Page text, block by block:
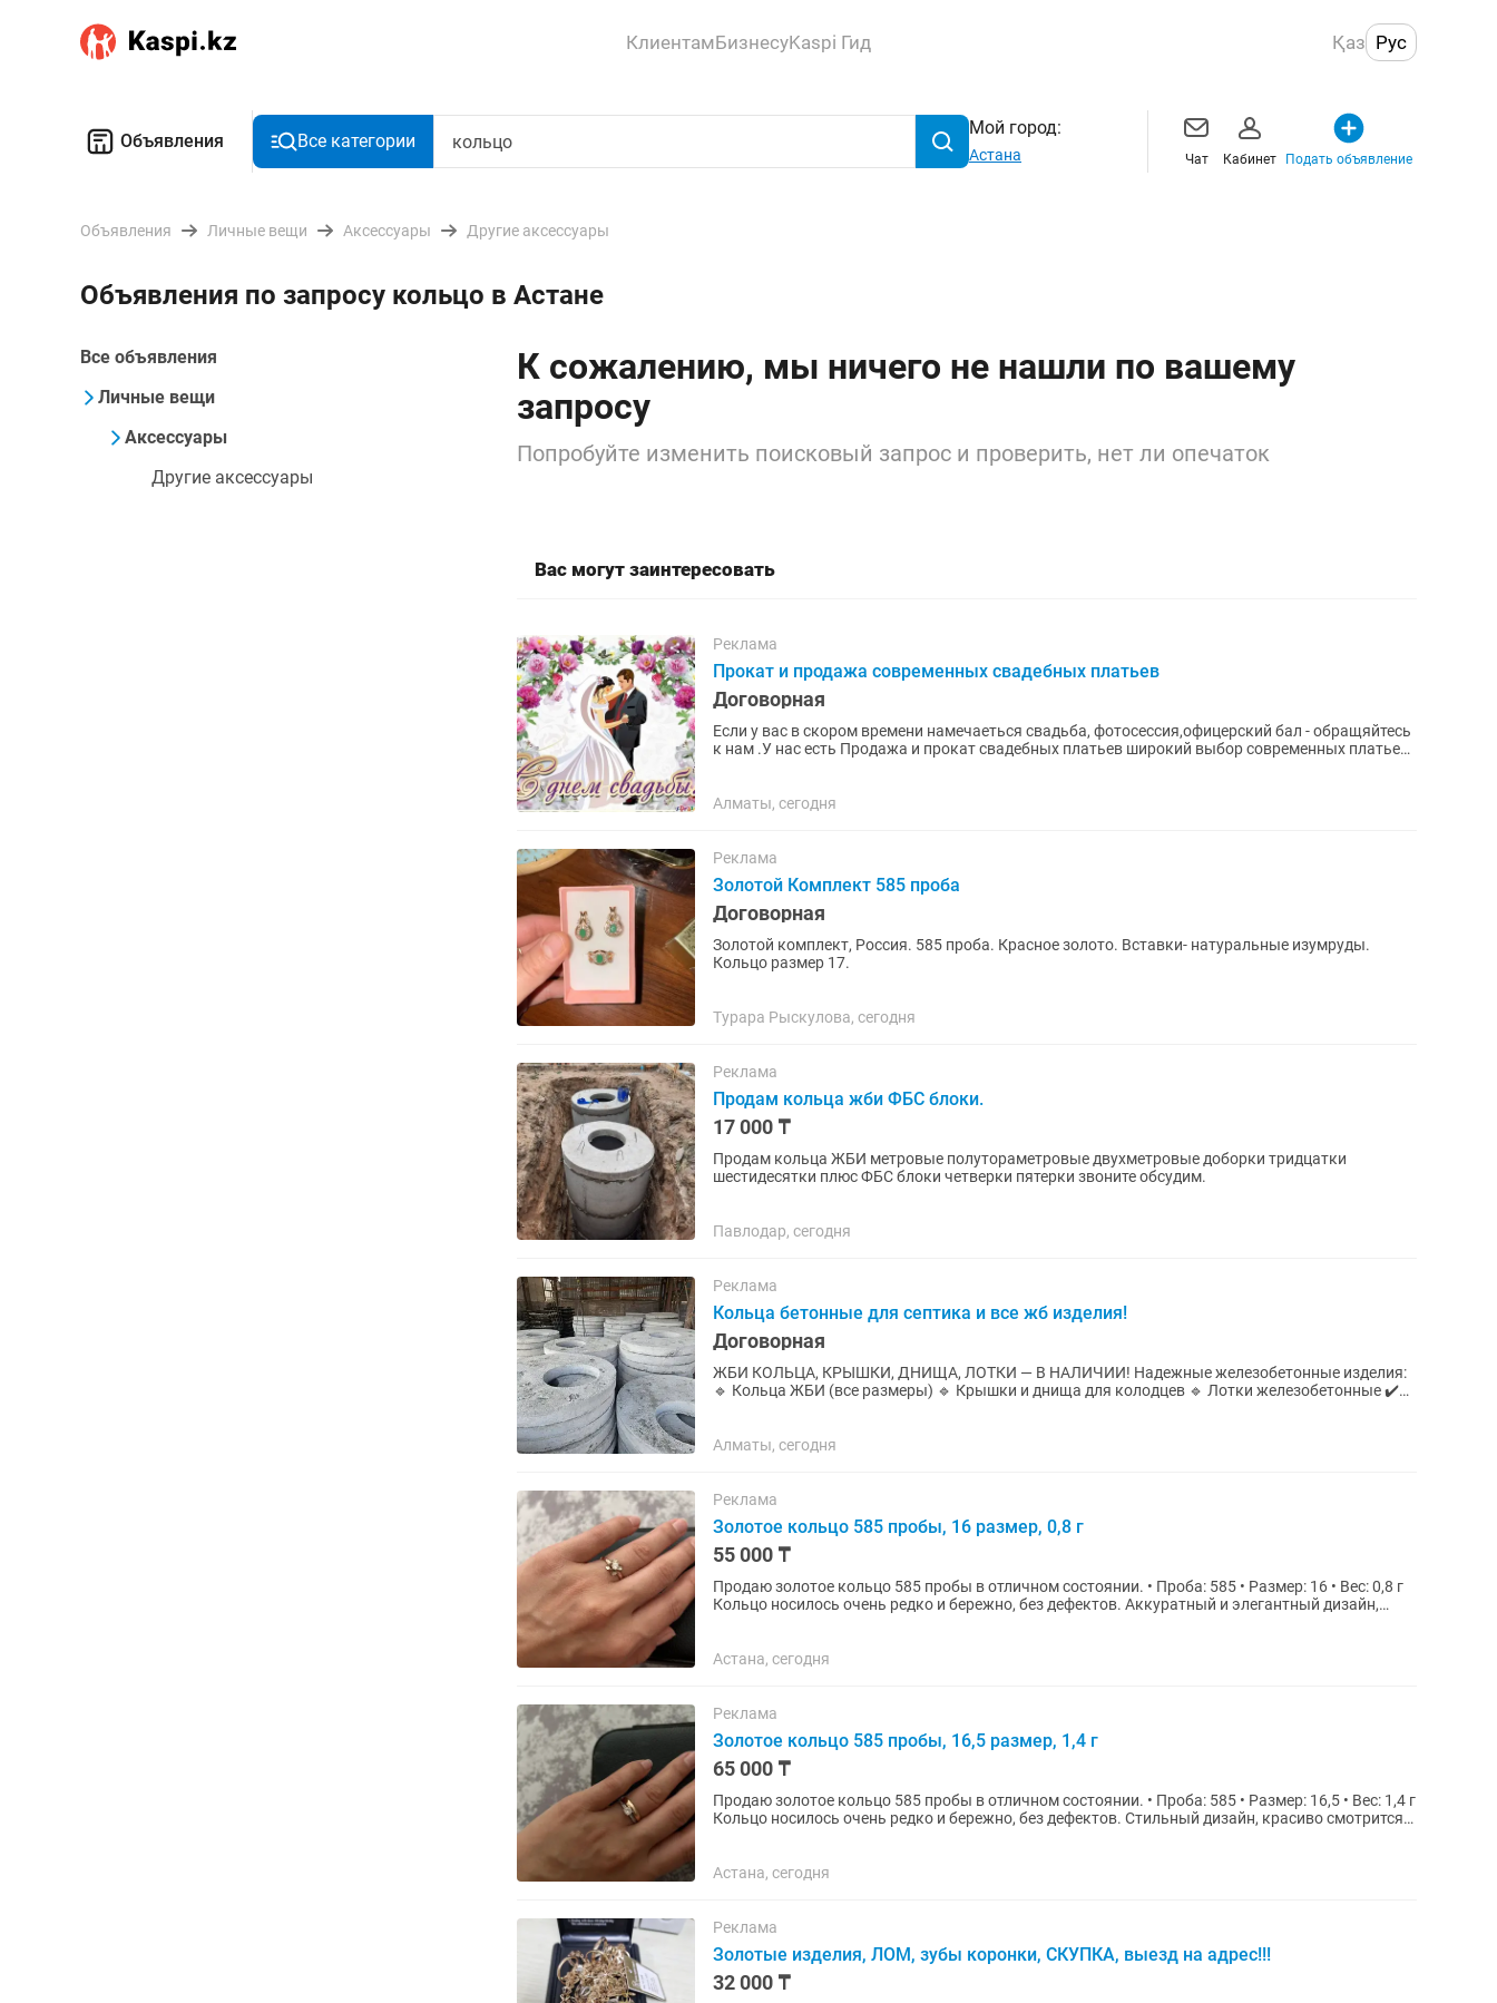
КлиентамБизнесуKaspi Гид Қаз Рус
Объявления Все категории
Мой город:
Астана Чат Кабинет Подать объявление
Объявления Личные вещи Аксессуары Другие аксессуары
Объявления по запросу кольцо в Астане
Все объявления
Личные вещи
Аксессуары
Другие аксессуары
К сожалению, мы ничего не нашли по вашему
запросу
Попробуйте изменить поисковый запрос и проверить, нет ли опечаток
Вас могут заинтересовать
Реклама
Прокат и продажа современных свадебных платьев
Договорная
Если у вас в скором времени намечаеться свадьба, фотосессия,офицерский бал - обращяйтесь
к нам .У нас есть Продажа и прокат свадебных платьев широкий выбор современных платьев
Алматы, сегодня
Реклама
Золотой Комплект 585 проба
Договорная
Золотой комплект, Россия. 585 проба. Красное золото. Вставки- натуральные изумруды.
Кольцо размер 17.
Турара Рыскулова, сегодня
Реклама
Продам кольца жби ФБС блоки.
17 000 ₸
Продам кольца ЖБИ метровые полутораметровые двухметровые доборки тридцатки
шестидесятки плюс ФБС блоки четверки пятерки звоните обсудим.
Павлодар, сегодня
Реклама
Кольца бетонные для септика и все жб изделия!
Договорная
ЖБИ КОЛЬЦА, КРЫШКИ, ДНИЩА, ЛОТКИ — В НАЛИЧИИ! Надежные железобетонные изделия:
🔹 Кольца ЖБИ (все размеры) 🔹 Крышки и днища для колодцев 🔹 Лотки железобетонные ✔️
Алматы, сегодня
Реклама
Золотое кольцо 585 пробы, 16 размер, 0,8 г
55 000 ₸
Продаю золотое кольцо 585 пробы в отличном состоянии. • Проба: 585 • Размер: 16 • Вес: 0,8 г
Кольцо носилось очень редко и бережно, без дефектов. Аккуратный и элегантный дизайн,
Астана, сегодня
Реклама
Золотое кольцо 585 пробы, 16,5 размер, 1,4 г
65 000 ₸
Продаю золотое кольцо 585 пробы в отличном состоянии. • Проба: 585 • Размер: 16,5 • Вес: 1,4 г
Кольцо носилось очень редко и бережно, без дефектов. Стильный дизайн, красиво смотрится
Астана, сегодня
Реклама
Золотые изделия, ЛОМ, зубы коронки, СКУПКА, выезд на адрес!!!
32 000 ₸